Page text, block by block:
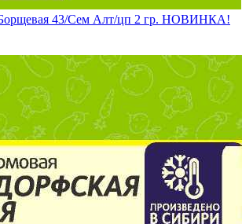
Борщевая 43/Сем Алт/цп 2 гр. НОВИНКА!